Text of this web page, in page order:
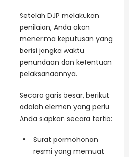
Setelah DJP melakukan
penilaian, Anda akan
menerima keputusan yang
berisi jangka waktu
penundaan dan ketentuan
pelaksanaannya.
Secara garis besar, berikut
adalah elemen yang perlu
Anda siapkan secara tertib:
Surat permohonan
resmi yang memuat